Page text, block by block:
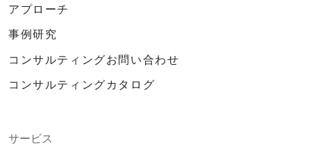
アプローチ
事例研究
コンサルティングお問い合わせ
コンサルティングカタログ
サービス